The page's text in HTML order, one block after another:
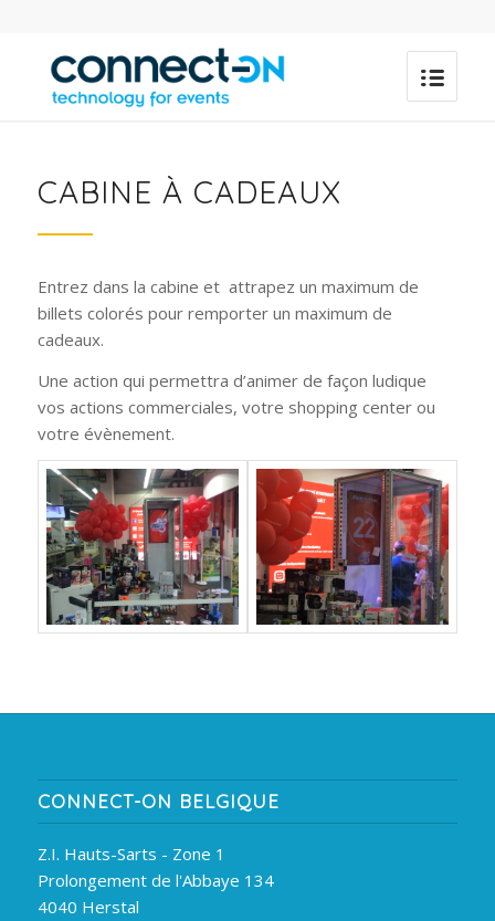
CABINE À CADEAUX
Entrez dans la cabine et attrapez un maximum de
billets colorés pour remporter un maximum de
cadeaux.
Une action qui permettra d’animer de façon ludique
vos actions commerciales, votre shopping center ou
votre évènement.
CONNECT-ON BELGIQUE
Z.I. Hauts-Sarts - Zone 1
Prolongement de l'Abbaye 134
4040 Herstal